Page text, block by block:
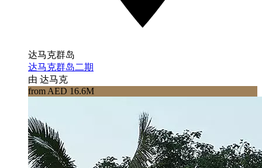
达马克群岛
达马克群岛二期
由 达马克
from AED 16.6M